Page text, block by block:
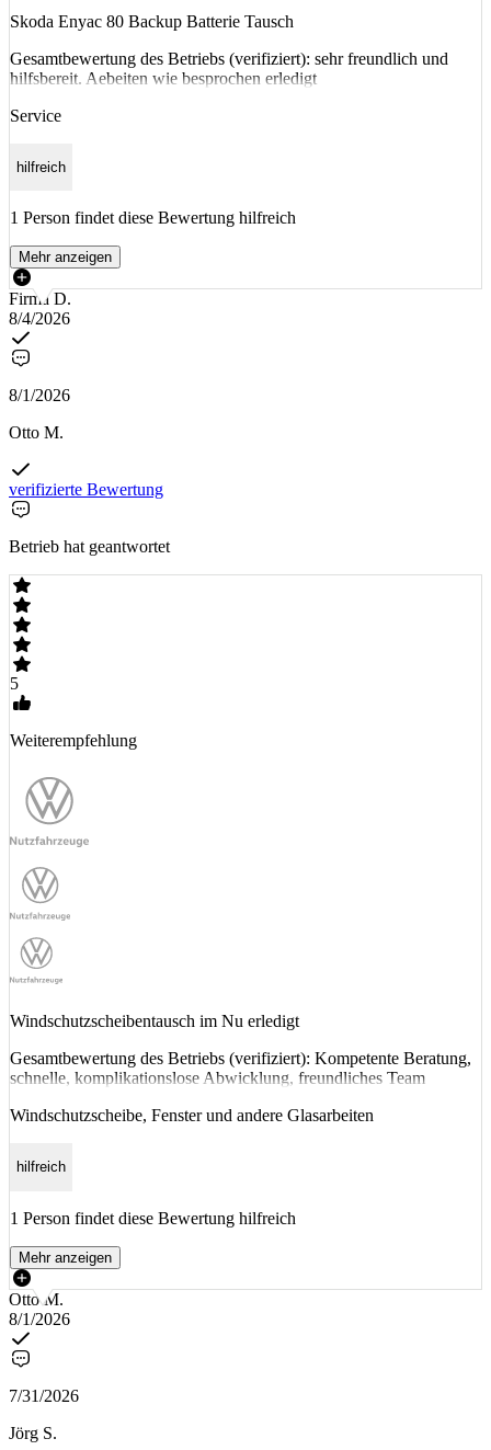
Skoda Enyac 80 Backup Batterie Tausch
Gesamtbewertung des Betriebs (verifiziert): sehr freundlich und
hilfsbereit. Aebeiten wie besprochen erledigt
Service
hilfreich
1 Person findet diese Bewertung hilfreich
Mehr anzeigen
Firma D.
8/4/2026
8/1/2026
Otto M.
verifizierte Bewertung
Betrieb hat geantwortet
5
Weiterempfehlung
Windschutzscheibentausch im Nu erledigt
Gesamtbewertung des Betriebs (verifiziert): Kompetente Beratung,
schnelle, komplikationslose Abwicklung, freundliches Team
Windschutzscheibe, Fenster und andere Glasarbeiten
hilfreich
1 Person findet diese Bewertung hilfreich
Mehr anzeigen
Otto M.
8/1/2026
7/31/2026
Jörg S.